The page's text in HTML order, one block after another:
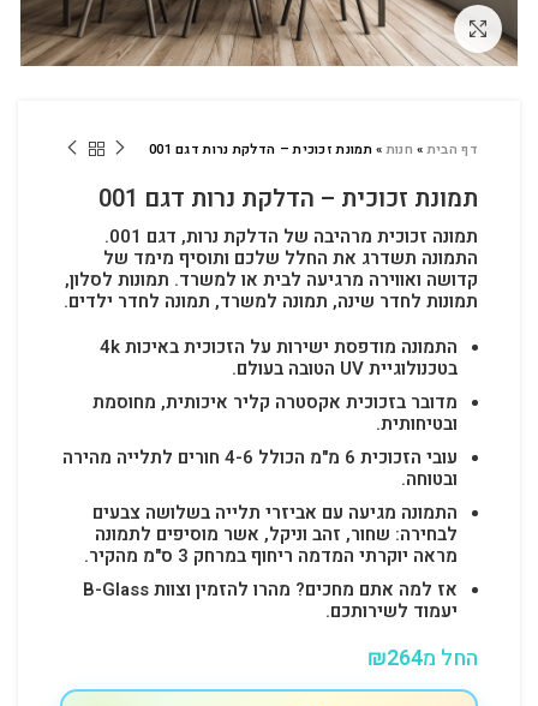
לחץ להגדלה
דף הבית» חנות»תמונת זכוכית – הדלקת נרות דגם 001
תמונת זכוכית – הדלקת נרות דגם 001
תמונה זכוכית מרהיבה של הדלקת נרות, דגם 001.
התמונה תשדרג את החלל שלכם ותוסיף מימד של
קדושה ואווירה מרגיעה לבית או למשרד. תמונות לסלון,
תמונות לחדר שינה, תמונה למשרד, תמונה לחדר ילדים.
התמונה מודפסת ישירות על הזכוכית באיכות 4k
בטכנולוגיית UV הטובה בעולם.
מדובר בזכוכית אקסטרה קליר איכותית, מחוסמת
ובטיחותית.
עובי הזכוכית 6 מ"מ הכולל 4-6 חורים לתלייה מהירה
ובטוחה.
התמונה מגיעה עם אביזרי תלייה בשלושה צבעים
לבחירה: שחור, זהב וניקל, אשר מוסיפים לתמונה
מראה יוקרתי המדמה ריחוף במרחק 3 ס"מ מהקיר.
אז למה אתם מחכים? מהרו להזמין וצוות B-Glass
יעמוד לשירותכם.
החל מ ₪264